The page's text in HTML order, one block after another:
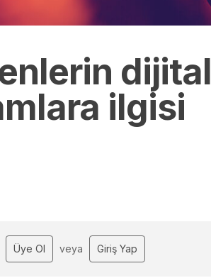
dijital
ilgisi
Üye Ol veya Giriş Yap